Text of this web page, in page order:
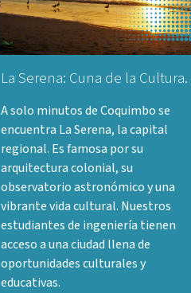
La Serena: Cuna de la Cultura.
A solo minutos de Coquimbo se
encuentra La Serena, la capital
regional. Es famosa por su
arquitectura colonial, su
observatorio astronómico y una
vibrante vida cultural. Nuestros
estudiantes de ingeniería tienen
acceso a una ciudad llena de
oportunidades culturales y
educativas.